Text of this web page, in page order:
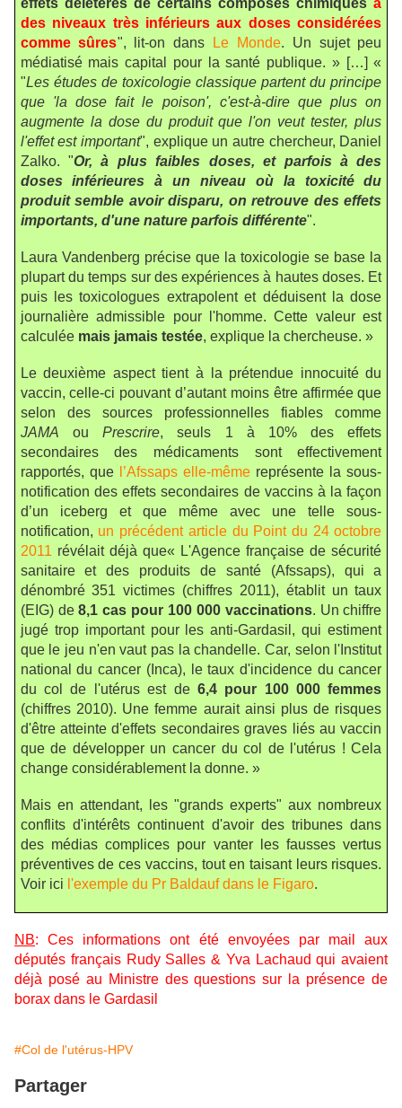
des niveaux très inférieurs aux doses considérées
comme sûres", lit-on dans Le Monde. Un sujet peu
médiatisé mais capital pour la santé publique. » […] «
"Les études de toxicologie classique partent du principe
que 'la dose fait le poison', c'est-à-dire que plus on
augmente la dose du produit que l'on veut tester, plus
l'effet est important", explique un autre chercheur, Daniel
Zalko. "Or, à plus faibles doses, et parfois à des
doses inférieures à un niveau où la toxicité du
produit semble avoir disparu, on retrouve des effets
importants, d'une nature parfois différente".
Laura Vandenberg précise que la toxicologie se base la
plupart du temps sur des expériences à hautes doses. Et
puis les toxicologues extrapolent et déduisent la dose
journalière admissible pour l'homme. Cette valeur est
calculée mais jamais testée, explique la chercheuse. »
Le deuxième aspect tient à la prétendue innocuité du
vaccin, celle-ci pouvant d’autant moins être affirmée que
selon des sources professionnelles fiables comme
JAMA ouPrescrire, seuls 1 à 10% des effets
secondaires des médicaments sont effectivement
rapportés, que
l’Afssaps elle-même représente la sous-
notification des effets secondaires de vaccins à la façon
d’un iceberg et que même avec une telle sous-
notification, un précédent article du Point du 24 octobre
2011 révélait déjà que« L'Agence française de sécurité
sanitaire et des produits de santé (Afssaps), qui a
dénombré 351 victimes (chiffres 2011), établit un taux
(EIG) de8,1 cas pour 100 000 vaccinations. Un chiffre
jugé trop important pour les anti-Gardasil, qui estiment
que le jeu n'en vaut pas la chandelle. Car, selon l'Institut
national du cancer (Inca), le taux d'incidence du cancer
du col de l'utérus est de 6,4 pour 100 000 femmes
(chiffres 2010). Une femme aurait ainsi plus de risques
d'être atteinte d'effets secondaires graves liés au vaccin
que de développer un cancer du col de l'utérus ! Cela
change considérablement la donne. »
Mais en attendant, les "grands experts" aux nombreux
conflits d'intérêts continuent d'avoir des tribunes dans
des médias complices pour vanter les fausses vertus
préventives de ces vaccins, tout en taisant leurs risques.
Voir ici l'exemple du Pr Baldauf dans le Figaro.
NB: Ces informations ont été envoyées par mail aux
députés français Rudy Salles & Yva Lachaud qui avaient
déjà posé au Ministre des questions sur la présence de
borax dans le Gardasil
#Col de l'utérus-HPV
Partager